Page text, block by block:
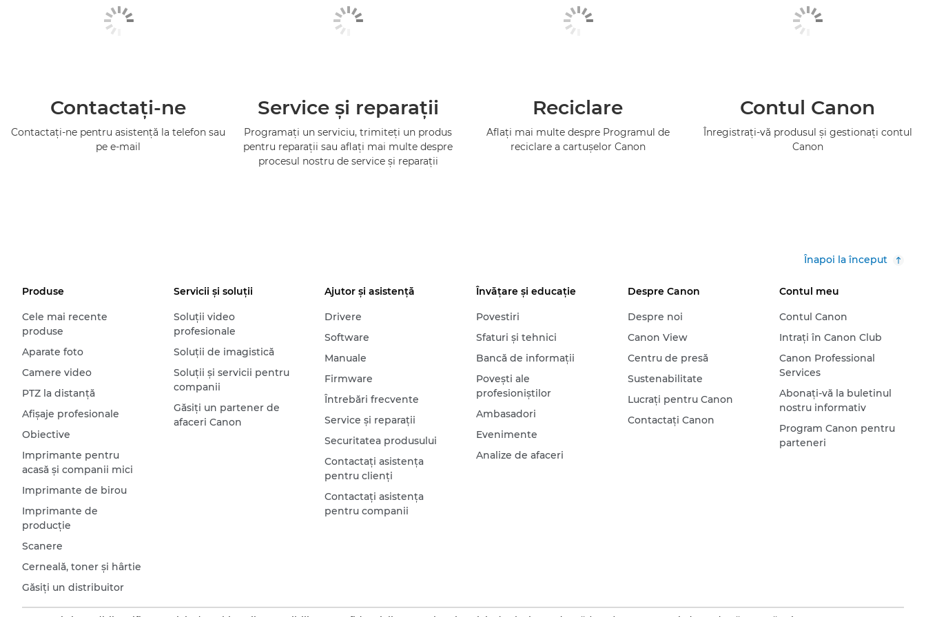
Contactaţi-ne
Contactaţi-ne pentru asistenţă la telefon sau
pe e-mail
Service şi reparaţii
Programaţi un serviciu, trimiteţi un produs
pentru reparaţii sau aflaţi mai multe despre
procesul nostru de service şi reparaţii
Reciclare
Aflaţi mai multe despre Programul de
reciclare a cartuşelor Canon
Contul Canon
Înregistraţi-vă produsul şi gestionaţi contul
Canon
Înapoi la început
Produse
Cele mai recente
produse
Aparate foto
Camere video
PTZ la distanţă
Afişaje profesionale
Obiective
Imprimante pentru
acasă şi companii mici
Imprimante de birou
Imprimante de
producţie
Scanere
Cerneală, toner şi hârtie
Găsiţi un distribuitor
Servicii şi soluţii
Soluţii video
profesionale
Soluţii de imagistică
Soluţii şi servicii pentru
companii
Găsiţi un partener de
afaceri Canon
Ajutor şi asistenţă
Drivere
Software
Manuale
Firmware
Întrebări frecvente
Service şi reparaţii
Securitatea produsului
Contactaţi asistenţa
pentru clienţi
Contactaţi asistenţa
pentru companii
Învăţare şi educaţie
Povestiri
Sfaturi şi tehnici
Bancă de informaţii
Poveşti ale
profesioniştilor
Ambasadori
Evenimente
Analize de afaceri
Despre Canon
Despre noi
Canon View
Centru de presă
Sustenabilitate
Lucraţi pentru Canon
Contactaţi Canon
Contul meu
Contul Canon
Intraţi în Canon Club
Canon Professional
Services
Abonaţi-vă la buletinul
nostru informativ
Program Canon pentru
parteneri